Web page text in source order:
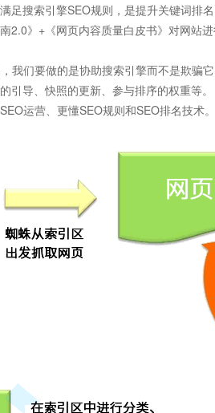
足搜索引擎SEO规则，是提升关键词排名
2.0》+《网页内容质量白皮书》对网站
我们要做的是协助搜索引擎而不是欺骗
引导、快照的更新、参与排序的权重等。
运营、更懂SEO规则和SEO排名技术。